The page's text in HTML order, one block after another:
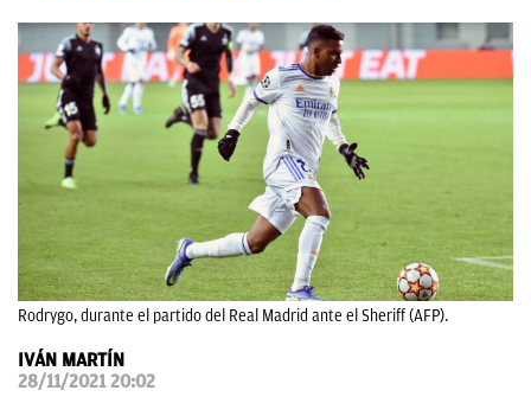
FICHAJES
DIRECTO
FEMENINO
PAPARAZZI
Rodrygo, durante el partido del Real Madrid ante el Sheriff (AFP).
IVÁN MARTÍN
28/11/2021 20:02